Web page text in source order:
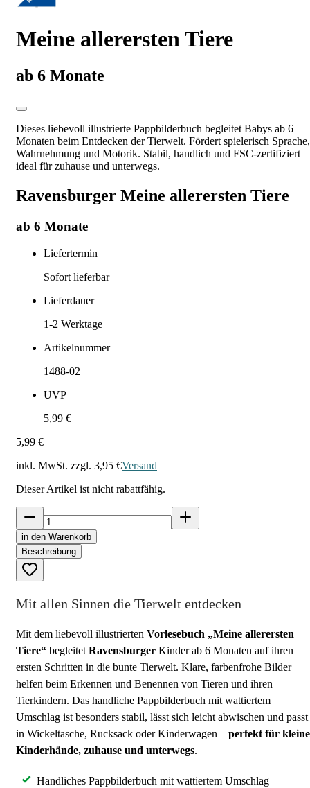
Meine allerersten Tiere
ab 6 Monate
Dieses liebevoll illustrierte Pappbilderbuch begleitet Babys ab 6
Monaten beim Entdecken der Tierwelt. Fördert spielerisch Sprache,
Wahrnehmung und Motorik. Stabil, handlich und FSC-zertifiziert –
ideal für zuhause und unterwegs.
Ravensburger Meine allerersten Tiere
ab 6 Monate
Liefertermin
Sofort lieferbar
Lieferdauer
1-2 Werktage
Artikelnummer
1488-02
UVP
5,99 €
5,99 €
inkl. MwSt. zzgl. 3,95 €Versand
Dieser Artikel ist nicht rabattfähig.
in den Warenkorb
Beschreibung
Mit allen Sinnen die Tierwelt entdecken
Mit dem liebevoll illustrierten Vorlesebuch „Meine allerersten
Tiere“ begleitet Ravensburger Kinder ab 6 Monaten auf ihren
ersten Schritten in die bunte Tierwelt. Klare, farbenfrohe Bilder
helfen beim Erkennen und Benennen von Tieren und ihren
Tierkindern. Das handliche Pappbilderbuch mit wattiertem
Umschlag ist besonders stabil, lässt sich leicht abwischen und passt
in Wickeltasche, Rucksack oder Kinderwagen – perfekt für kleine
Kinderhände, zuhause und unterwegs.
Handliches Pappbilderbuch mit wattiertem Umschlag